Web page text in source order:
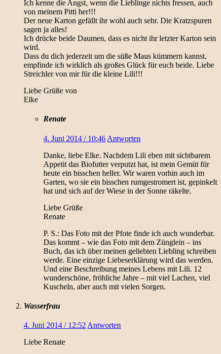
Ich kenne die Angst, wenn die Lieblinge nichts fressen, auch
von meinem Pitti her!!!
Der neue Karton gefällt ihr wohl auch sehr. Die Kratzspuren
sagen ja alles!
Ich drücke beide Daumen, dass es nicht ihr letzter Karton sein
wird.
Dass du dich jederzeit um die süße Maus kümmern kannst,
empfinde ich wirklich als großes Glück für euch beide. Liebe
Streichler von mir für die kleine Lili!!!
Liebe Grüße von
Elke
Renate
4. Juni 2014 / 10:46 Antworten
Danke, liebe Elke. Nachdem Lili eben mit sichtbarem
Appetit das Biofutter verputzt hat, ist mein Gemüt für
heute ein bisschen heller. Wir waren vorhin auch im
Garten, wo sie ein bisschen rumgestromert ist, gepinkelt
hat und sich auf der Wiese in der Sonne räkelte.
Liebe Grüße
Renate
P. S.: Das Foto mit der Pfote finde ich auch wunderbar.
Das kommt – wie das Foto mit dem Zünglein – ins
Buch, das ich über meinen geliebten Liebling schreiben
werde. Eine einzige Liebeserklärung wird das werden.
Und eine Beschreibung meines Lebens mit Lili. 12
wunderschöne, fröhliche Jahre – mit viel Lachen, viel
Kuscheln, aber auch mit vielen Sorgen.
Wasserfrau
4. Juni 2014 / 12:52 Antworten
Liebe Renate